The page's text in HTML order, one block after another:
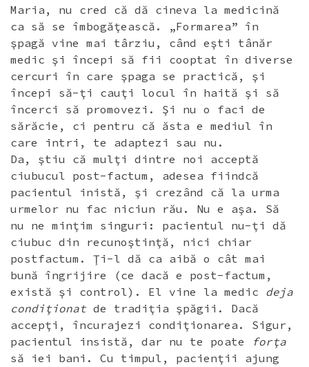
Maria, nu cred că dă cineva la medicină
ca să se îmbogăţească. „Formarea” în
şpagă vine mai târziu, când eşti tânăr
medic şi începi să fii cooptat în diverse
cercuri în care şpaga se practică, şi
începi să-ţi cauţi locul în haită şi să
încerci să promovezi. Şi nu o faci de
sărăcie, ci pentru că ăsta e mediul în
care intri, te adaptezi sau nu.
Da, ştiu că mulţi dintre noi acceptă
ciubucul post-factum, adesea fiindcă
pacientul inistă, şi crezând că la urma
urmelor nu fac niciun rău. Nu e aşa. Să
nu ne minţim singuri: pacientul nu-ţi dă
ciubuc din recunoştinţă, nici chiar
postfactum. Ţi-l dă ca aibă o cât mai
bună îngrijire (ce dacă e post-factum,
există şi control). El vine la medic deja
condiţionatde tradiţia şpăgii. Dacă
accepţi, încurajezi condiţionarea. Sigur,
pacientul insistă, dar nu te poate
forţa
să iei bani. Cu timpul, pacienţii ajung